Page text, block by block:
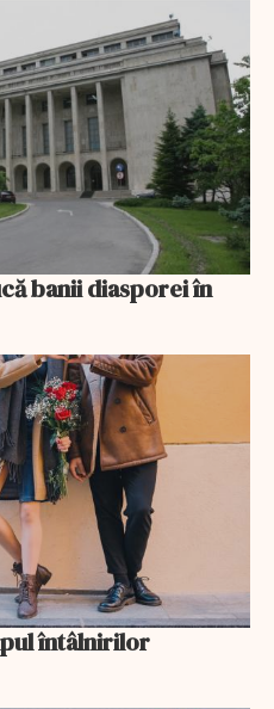
banii diasporei în
întâlnirilor